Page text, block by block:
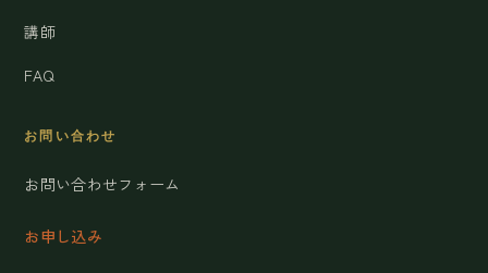
講師
FAQ
お問い合わせ
お問い合わせフォーム
お申し込み